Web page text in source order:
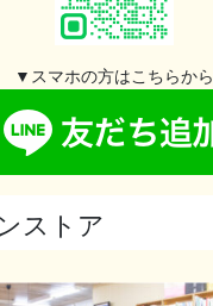
▼スマホの方はこちらから
ストア